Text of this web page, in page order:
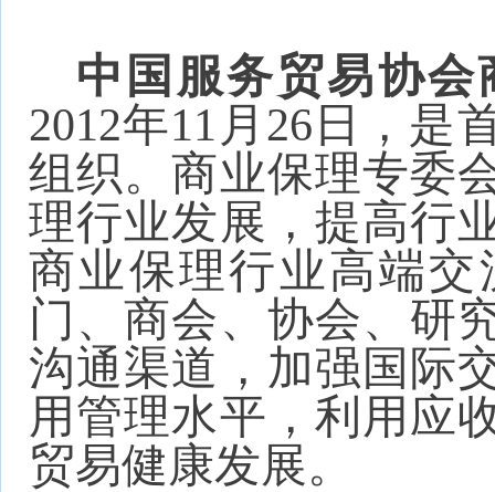
中国服务贸易协
2012年11月26日，是
组织。商业保理专委
理行业发展，提高行
商业保理行业高端
门、商会、协会、研
沟通渠道，加强国际
用管理水平，利用应
贸易健康发展。